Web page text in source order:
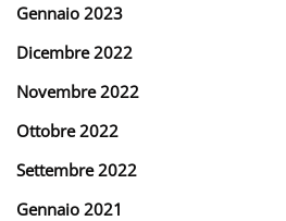
Gennaio 2023
Dicembre 2022
Novembre 2022
Ottobre 2022
Settembre 2022
Gennaio 2021